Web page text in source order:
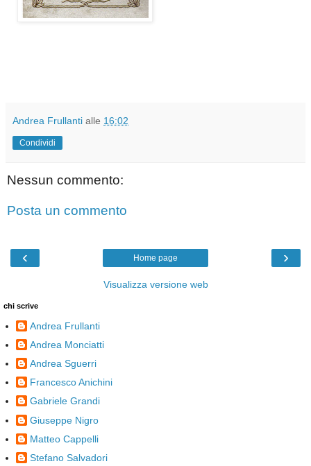
Andrea Frullanti alle 16:02
Condividi
Nessun commento:
Posta un commento
‹ ›
Home page
Visualizza versione web
chi scrive
Andrea Frullanti
Andrea Monciatti
Andrea Sguerri
Francesco Anichini
Gabriele Grandi
Giuseppe Nigro
Matteo Cappelli
Stefano Salvadori